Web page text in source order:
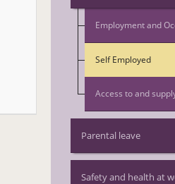
Employment and
Self Employed
Access to and
Parental leave
Safety and health at